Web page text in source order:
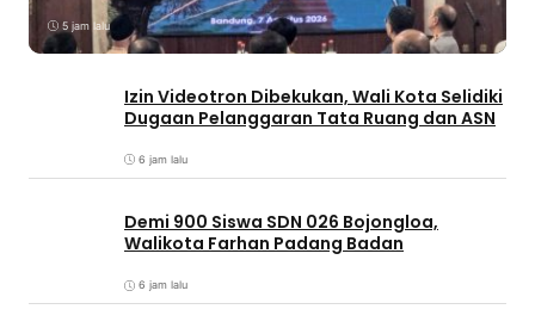
5 jam lalu
Izin Videotron Dibekukan, Wali Kota Selidiki
Dugaan Pelanggaran Tata Ruang dan ASN
6 jam lalu
Demi 900 Siswa SDN 026 Bojongloa,
Walikota Farhan Padang Badan
6 jam lalu